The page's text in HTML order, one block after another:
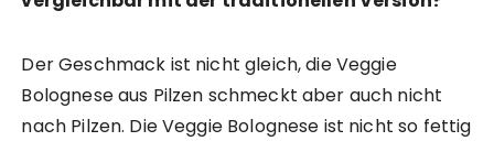
Der Geschmack ist nicht gleich, die Veggie
Bolognese aus Pilzen schmeckt aber auch nicht
nach Pilzen. Die Veggie Bolognese ist nicht so fettig